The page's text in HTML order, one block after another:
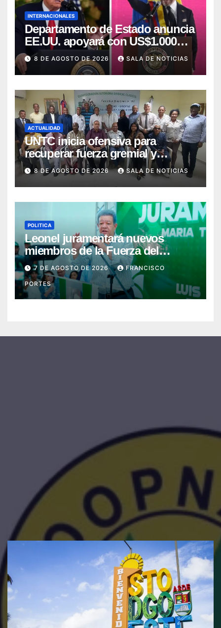
INTERNACIONALES
Departamento de Estado anuncia
EE.UU. apoyará con US$1.000
millones al nuevo Gobierno de
Colombia
8 DE AGOSTO DE 2026 SALA DE NOTICIAS
ACTUALIDAD
UNTC inicia ofensiva para
recuperar fuerza gremial y
fortalecer seccional del Distrito
Nacional
8 DE AGOSTO DE 2026 SALA DE NOTICIAS
POLITICA
Leonel juramentará nuevos
miembros de la Fuerza del
Pueblo en la capital este sábado
y el domingo en la provincia
Duarte
7 DE AGOSTO DE 2026 FRANCISCO
PORTES